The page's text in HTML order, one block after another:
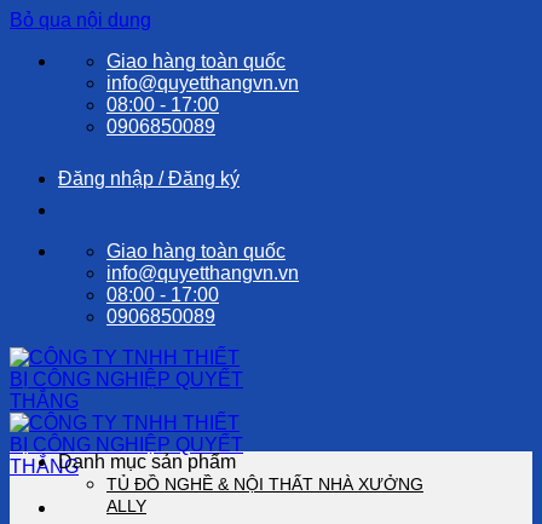
Bỏ qua nội dung
Giao hàng toàn quốc
info@quyetthangvn.vn
08:00 - 17:00
0906850089
Đăng nhập / Đăng ký
Giao hàng toàn quốc
info@quyetthangvn.vn
08:00 - 17:00
0906850089
Danh mục sản phẩm
TỦ ĐỒ NGHỀ & NỘI THẤT NHÀ XƯỞNG
ALLY